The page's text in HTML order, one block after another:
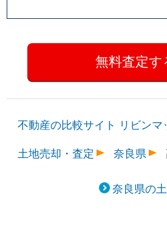
不動産の比較サイト リビンマ
土地売却・査定
奈良県
奈良県の